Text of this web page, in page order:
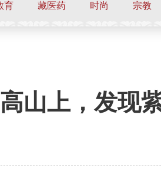
育 藏医药 时尚 宗教
山上，发现